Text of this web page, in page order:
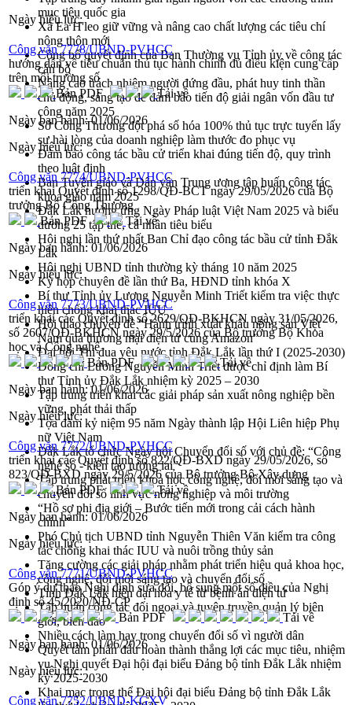
mục tiêu quốc gia
Xã Ea H'leo giữ vững và nâng cao chất lượng các tiêu chí
nông thôn mới
Công bố quyết định của Ban Thường vụ Tỉnh ủy về công tác
cán bộ
Nâng cao trách nhiệm người đứng đầu, phát huy tinh thần
chủ động, sáng tạo để đảm bảo tiến độ giải ngân vốn đầu tư
công năm 2025
Sở Công Thương đột phá số hóa 100% thủ tục trực tuyến lấy
sự hài lòng của doanh nghiệp làm thước đo phục vụ
Đảm bảo công tác bầu cử triển khai đúng tiến độ, quy trình
theo luật định
Ban Tuyên giáo và Dân vận Trung ương tập huấn công tác
khoa giáo năm 2025
Đắk Lắk hưởng ứng Ngày Pháp luật Việt Nam 2025 và biểu
dương 25 tập thể, cá nhân tiêu biểu
Hội nghị lần thứ nhất Ban Chỉ đạo công tác bầu cử tỉnh Đắk
Lắk
Hội nghị UBND tỉnh thường kỳ tháng 10 năm 2025
Kỳ họp chuyên đề lần thứ Ba, HĐND tỉnh khóa X
Bí thư Tỉnh ủy Lương Nguyễn Minh Triết kiểm tra việc thực
hiện chống khai thác IUU
Hội thảo chuyên đề “Hành trình xuất khẩu nông sản Việt
Nam qua thương mại điện tử cùng Amazon”
Đại hội Thi đua yêu nước tỉnh Đắk Lắk lần thứ I (2025-2030)
Đồng chí Lương Nguyễn Minh Triết được chỉ định làm Bí
thư Tỉnh ủy Đắk Lắk nhiệm kỳ 2025 – 2030
Tập trung triển khai các giải pháp sản xuất nông nghiệp bền
vững, phát thải thấp
Tọa đàm kỷ niệm 95 năm Ngày thành lập Hội Liên hiệp Phụ
nữ Việt Nam
Đắk Lắk tổ chức Ngày hội Chuyển đổi số với chủ đề: “Công
nghệ số - kiến tạo tương lai”
Tập trung phát triển khoa học công nghệ, đổi mới sáng tạo và
chuyển đổi số lĩnh vực nông nghiệp và môi trường
“Hồ sơ phi địa giới – Bước tiến mới trong cải cách hành
chính”
Phó Chủ tịch UBND tỉnh Nguyễn Thiên Văn kiểm tra công
tác chống khai thác IUU và nuôi trồng thủy sản
Tăng cường các giải pháp nhằm phát triển hiệu quả khoa học,
công nghệ, đổi mới sáng tạo và chuyển đổi số
Tỉnh Đắk Lắk hiện đại hóa y tế từ bệnh án điện tử
Tập huấn công tác đối ngoại và tuyên truyền quản lý biên
giới, biển đảo
Nhiều cách làm hay trong chuyển đổi số vì người dân
Quyết tâm phấn đấu hoàn thành thắng lợi các mục tiêu, nhiệm
vụ Nghị quyết Đại hội đại biểu Đảng bộ tỉnh Đắk Lắk nhiệm
kỳ 2025-2030
Khai mạc trọng thể Đại hội đại biểu Đảng bộ tỉnh Đắk Lắk
Ngày hiệu lực:
Công văn 7778/UBND-PVHCC
hướng dẫn về tiêu chuẩn thủ tục hành chính đủ điều kiện cung cấp
trên môi trường số
Bản PDF
Tải về
Ngày ban hành:01/06/2026
Ngày hiệu lực:
Công văn 7774/UBND-PVHCC
triển khai Quyết định số 1298/QĐ-BCT ngày 29/05/2026 của Bộ
trưởng Bộ Công Thương
Bản PDF
Tải về
Ngày ban hành:01/06/2026
Ngày hiệu lực:
Công văn 7773/UBND-PVHCC
triển khai các Quyết định số 2629/QĐ-BKHCN ngày 31/05/2026,
số 2607/QĐ-BKHCN ngày 29/5/2026 của Bộ trưởng Bộ Khoa
học và Công nghệ
Bản PDF
Tải về
Ngày ban hành:01/06/2026
Ngày hiệu lực:
Công văn 7772/UBND-PVHCC
triển khai các Quyết định số 822/QĐ-BXD ngày 29/05/2026, số
823/QĐ-BXD ngày 29/5/2026 của Bộ trưởng Bộ Xây dựng
Bản PDF
Tải về
Ngày ban hành:01/06/2026
Ngày hiệu lực:
Công văn 7771/UBND-PVHCC
Góp ý dự thảo Nghị định sửa đổi, bổ sung một số điều của Nghị
định số 45/2020/NĐ-CP
Bản PDF
Tải về
Ngày ban hành:01/06/2026
Ngày hiệu lực:
Công văn 7752/UBND-KGXV